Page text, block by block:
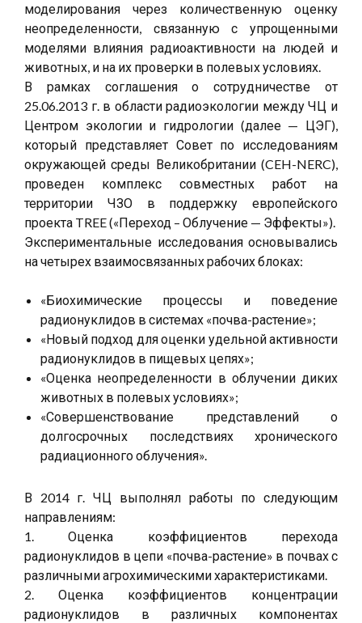
моделирования через количественную оценку
неопределенности, связанную с упрощенными
моделями влияния радиоактивности на людей и
животных, и на их проверки в полевых условиях.
В рамках соглашения о сотрудничестве от
25.06.2013 г. в области радиоэкологии между ЧЦ и
Центром экологии и гидрологии (далее — ЦЭГ),
который представляет Совет по исследованиям
окружающей среды Великобритании (CEH-NERC),
проведен комплекс совместных работ на
территории ЧЗО в поддержку европейского
проекта TREE («Переход – Облучение — Эффекты»).
Экспериментальные исследования основывались
на четырех взаимосвязанных рабочих блоках:
«Биохимические процессы и поведение
радионуклидов в системах «почва-растение»;
«Новый подход для оценки удельной активности
радионуклидов в пищевых цепях»;
«Оценка неопределенности в облучении диких
животных в полевых условиях»;
«Совершенствование представлений о
долгосрочных последствиях хронического
радиационного облучения».
В 2014 г. ЧЦ выполнял работы по следующим
направлениям:
1. Оценка коэффициентов перехода
радионуклидов в цепи «почва-растение» в почвах с
различными агрохимическими характеристиками.
2. Оценка коэффициентов концентрации
радионуклидов в различных компонентах